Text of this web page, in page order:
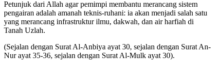
Petunjuk dari Allah agar pemimpi membantu merancang sistem
pengairan adalah amanah teknis-ruhani: ia akan menjadi salah satu
yang merancang infrastruktur ilmu, dakwah, dan air harfiah di
Tanah Uzlah.
(Sejalan dengan Surat Al-Anbiya ayat 30, sejalan dengan Surat An-
Nur ayat 35-36, sejalan dengan Surat Al-Mulk ayat 30).